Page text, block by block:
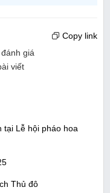
Copy link
đánh giá
viết
tại Lễ hội pháo hoa
Thủ đô